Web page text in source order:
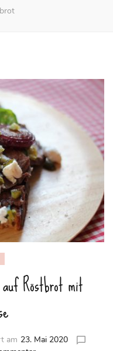
Röstbrot mit
am 23. Mai 2020